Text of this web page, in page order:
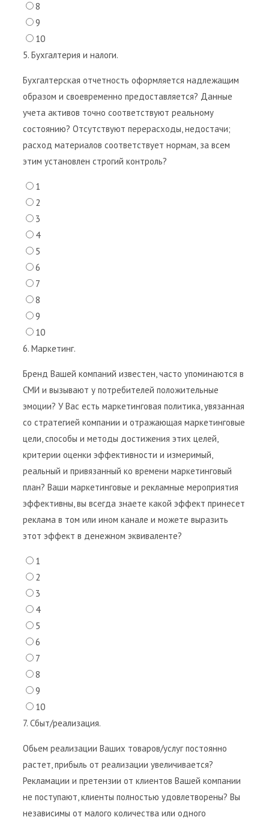
8
9
10
5. Бухгалтерия и налоги.
Бухгалтерская отчетность оформляется надлежащим
образом и своевременно предоставляется? Данные
учета активов точно соответствуют реальному
состоянию? Отсутствуют перерасходы, недостачи;
расход материалов соответствует нормам, за всем
этим установлен строгий контроль?
1
2
3
4
5
6
7
8
9
10
6. Маркетинг.
Бренд Вашей компаний известен, часто упоминаются в
СМИ и вызывают у потребителей положительные
эмоции? У Вас есть маркетинговая политика, увязанная
со стратегией компании и отражающая маркетинговые
цели, способы и методы достижения этих целей,
критерии оценки эффективности и измеримый,
реальный и привязанный ко времени маркетинговый
план? Ваши маркетинговые и рекламные мероприятия
эффективны, вы всегда знаете какой эффект принесет
реклама в том или ином канале и можете выразить
этот эффект в денежном эквиваленте?
1
2
3
4
5
6
7
8
9
10
7. Сбыт/реализация.
Обьем реализации Ваших товаров/услуг постоянно
растет, прибыль от реализации увеличивается?
Рекламации и претензии от клиентов Вашей компании
не поступают, клиенты полностью удовлетворены? Вы
независимы от малого количества или одного